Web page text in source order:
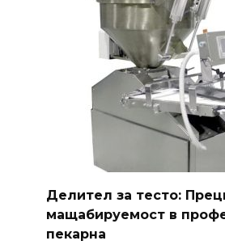
Делител за тесто:
мащабируемост в
пекарна